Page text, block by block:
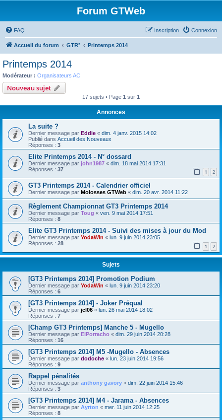
Forum GTWeb
FAQ Connexion
Inscription
Accueil du forum GTR² Printemps 2014
Printemps 2014
Modérateur : Organisateurs AC
Nouveau sujet
17 sujets • Page 1 sur 1
Annonces
La suite ?
Dernier message par Eddie « dim. 4 janv. 2015 14:02
Publié dans Accueil des Nouveaux
Réponses : 3
Elite Printemps 2014 - N° dossard
Dernier message par john1987 « dim. 18 mai 2014 17:31
Réponses : 37 1 2
GT3 Printemps 2014 - Calendrier officiel
Dernier message par Molosses GTWeb « dim. 20 avr. 2014 11:22
Règlement Championnat GT3 Printemps 2014
Dernier message par Toug « ven. 9 mai 2014 17:51
Réponses : 8
Elite GT3 Printemps 2014 - Suivi des mises à jour du Mod
Dernier message par YodaWin « lun. 9 juin 2014 23:05
Réponses : 28 1 2
Sujets
[GT3 Printemps 2014] Promotion Podium
Dernier message par YodaWin « lun. 9 juin 2014 23:20
Réponses : 6
[GT3 Printemps 2014] - Joker Préqual
Dernier message par jcl06 « lun. 26 mai 2014 18:02
Réponses : 7
[Champ GT3 Printemps] Manche 5 - Mugello
Dernier message par ElPorracho « dim. 29 juin 2014 20:28
Réponses : 16
[GT3 Printemps 2014] M5 -Mugello - Absences
Dernier message par dodoche « lun. 23 juin 2014 19:56
Réponses : 9
Rappel pénalités
Dernier message par anthony gavory « dim. 22 juin 2014 15:46
Réponses : 3
[GT3 Printemps 2014] M4 - Jarama - Absences
Dernier message par Ayrton « mer. 11 juin 2014 12:25
Réponses : 8